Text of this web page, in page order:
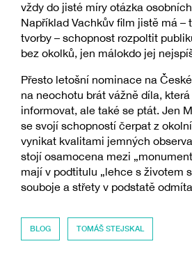
vždy do jisté míry otázka
Například Vachkův film jistě má –
tvorby – schopnost rozpoltit
bez okolků, jen málokdo jej
Přesto letošní nominace na
na neochotu brát vážně díla,
informovat, ale také se ptát. Jen
se svojí schopností čerpat z
vynikat kvalitami jemných
stojí osamocena mezi
mají v podtitulu „lehce s životem
souboje a střety v podstatě
BLOG TOMÁŠ STEJSKAL